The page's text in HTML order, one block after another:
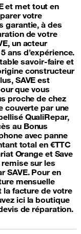
et met tout en
votre
garantie, à des
de votre
un acteur
ans d’expérience.
savoir-faire et
constructeur
SAVE est
que vous
proche de chez
couverte par une
QualiRepar,
au Bonus
avec panne
total en €TTC
Orange et Save
sur les
SAVE. Pour en
mensuelle
la facture de votre
ici la boutique
de réparation.